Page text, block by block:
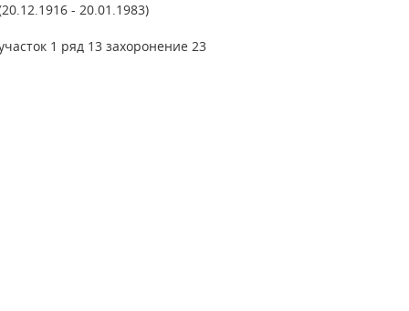
- 20.01.1983)
1 ряд 13 захоронение 23